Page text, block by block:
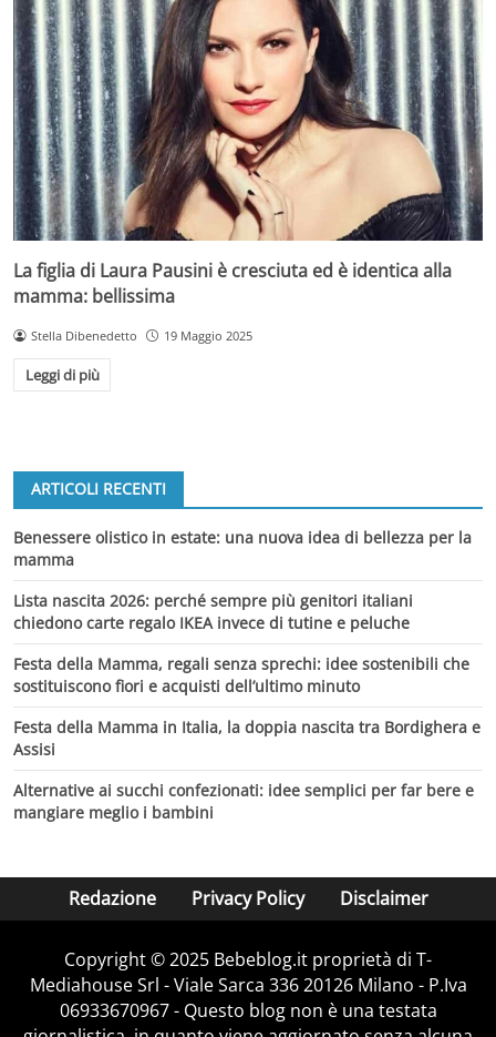
La figlia di Laura Pausini è cresciuta ed è identica alla
mamma: bellissima
Stella Dibenedetto 19 Maggio 2025
Leggi di più
ARTICOLI RECENTI
Benessere olistico in estate: una nuova idea di bellezza per la
mamma
Lista nascita 2026: perché sempre più genitori italiani
chiedono carte regalo IKEA invece di tutine e peluche
Festa della Mamma, regali senza sprechi: idee sostenibili che
sostituiscono fiori e acquisti dell’ultimo minuto
Festa della Mamma in Italia, la doppia nascita tra Bordighera e
Assisi
Alternative ai succhi confezionati: idee semplici per far bere e
mangiare meglio i bambini
Redazione Privacy Policy Disclaimer
Copyright © 2025 Bebeblog.it proprietà di T-
Mediahouse Srl - Viale Sarca 336 20126 Milano - P.Iva
06933670967 - Questo blog non è una testata